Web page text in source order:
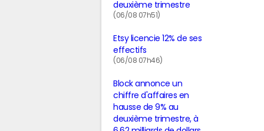
deuxième trimestre
(06/08 07h51)
Etsy licencie 12% de ses
effectifs
(06/08 07h46)
Block annonce un
chiffre d'affaires en
hausse de 9% au
deuxième trimestre, à